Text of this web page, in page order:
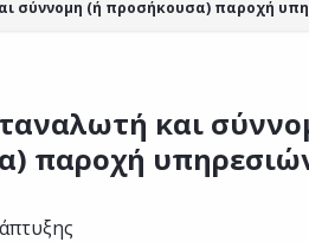
σύννομη (ή προσήκουσα) παροχή
και
παροχή